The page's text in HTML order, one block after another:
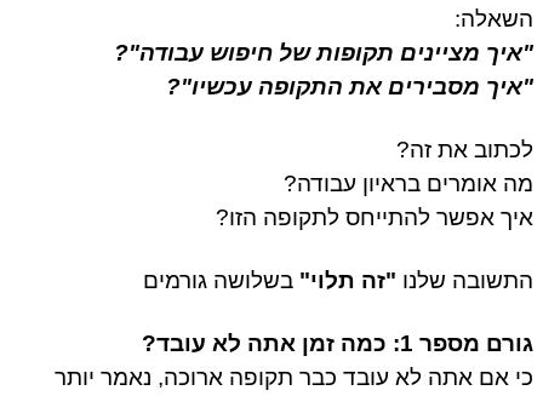
שאלה:
מציינים תקופות של חיפוש עבודה"?
מסבירים את התקופה עכשיו"?
את זה?
אומרים בראיון עבודה?
אפשר להתייחס לתקופה הזו?
שלנו"זה תלוי"בשלושה גורמים
מספר 1: כמה זמן אתה לא עובד?
אם אתה לא עובד כבר תקופה ארוכה, נאמר יותר